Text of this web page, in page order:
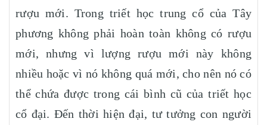
rượu mới. Trong triết học trung cổ của Tây
phương không phải hoàn toàn không có rượu
mới, nhưng vì lượng rượu mới này không
nhiều hoặc vì nó không quá mới, cho nên nó có
thể chứa được trong cái bình cũ của triết học
cổ đại. Đến thời hiện đại, tư tưởng con người